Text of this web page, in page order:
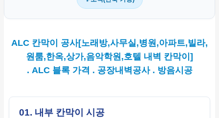
ALC 칸막이 공사[노래방,사무실,병원,아파트,빌라,
원룸,한옥,상가,음악학원,호텔 내벽 칸막이]
. ALC 블록 가격 . 공장내벽공사 . 방음시공
01. 내부 칸막이 시공